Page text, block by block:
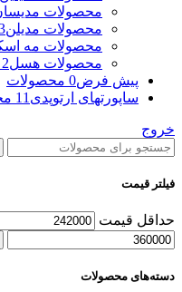
محصولات
محصولات مدیلن
محصولات مه
محصولات هسل2 محصول
پیش فرض0 محصولات
ساپورتهای ارتوپدی 11 محصول
خروج
فیلتر قیمت
حداقل قیمت
دسته‌های محصولات